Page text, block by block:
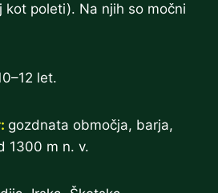
kot poleti). Na njih so močni
let.
gozdnata območja, barja,
1300 m n. v.